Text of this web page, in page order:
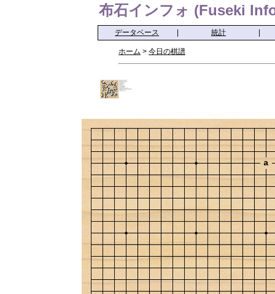
布石インフォ (Fuseki
データベース 統計
ホーム > 今日の棋譜
a